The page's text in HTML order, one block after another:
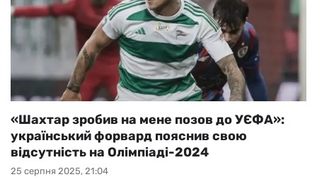
РІЗНЕ
БУКМЕКЕРИ
25 серпня 2025, 21:04
«Шахтар зробив на мене позов до УЄФА»:
український форвард пояснив свою
відсутність на Олімпіаді-2024